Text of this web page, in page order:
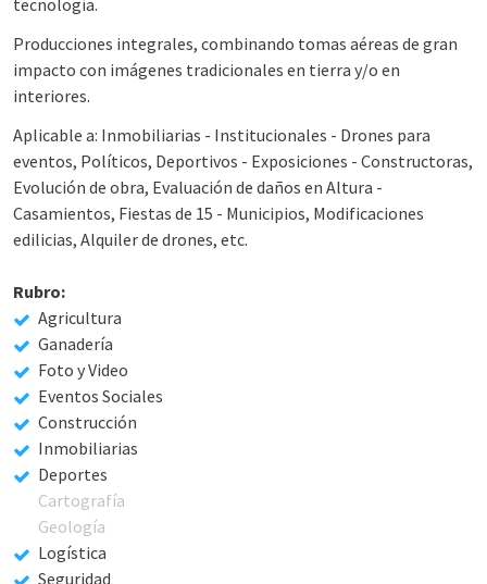
Producciones integrales, combinando tomas aéreas de gran
impacto con imágenes tradicionales en tierra y/o en
interiores.
Aplicable a: Inmobiliarias - Institucionales - Drones para
eventos, Políticos, Deportivos - Exposiciones - Constructoras,
Evolución de obra, Evaluación de daños en Altura -
Casamientos, Fiestas de 15 - Municipios, Modificaciones
edilicias, Alquiler de drones, etc.
Rubro:
Agricultura
Ganadería
Foto y Video
Eventos Sociales
Construcción
Inmobiliarias
Deportes
Cartografía
Geología
Logística
Seguridad